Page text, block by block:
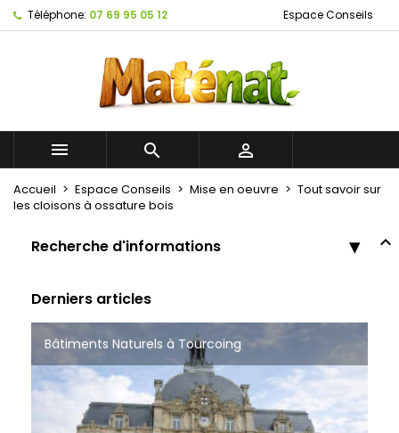
Téléphone: 07 69 95 05 12 Espace Conseils
  
Accueil Espace Conseils Mise en oeuvre
Tout savoir sur
les cloisons à ossature bois
Recherche d'informations
Derniers articles
Rénover sa maison : comment allier
performance énergétique, confort et santé ?
Bâtiments Naturels à Tourcoing Matériaux de construction écologique à Roubaix